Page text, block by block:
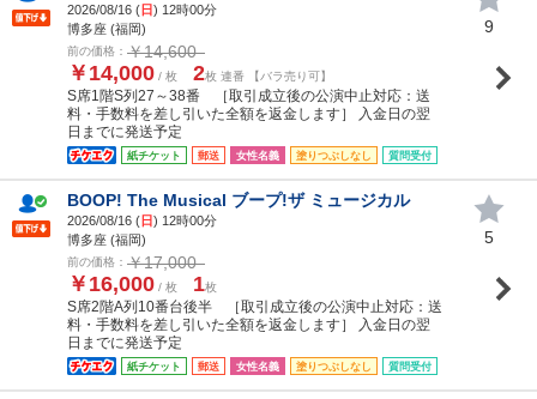
2026/08/16 (日) 12時00分
博多座 (福岡)
前の価格： ￥14,600
￥14,000 / 枚 2枚 連番 【バラ売り可】
S席1階S列27～38番 ［取引成立後の公演中止対応：送
料・手数料を差し引いた全額を返金します］ 入金日の翌
日までに発送予定
紙チケット 郵送 女性名義 塗りつぶしなし 質問受付
9
BOOP! The Musical ブープ!ザ ミュージカル
2026/08/16 (日) 12時00分
博多座 (福岡)
前の価格： ￥17,000
￥16,000 / 枚 1枚
S席2階A列10番台後半 ［取引成立後の公演中止対応：送
料・手数料を差し引いた全額を返金します］ 入金日の翌
日までに発送予定
紙チケット 郵送 女性名義 塗りつぶしなし 質問受付
5